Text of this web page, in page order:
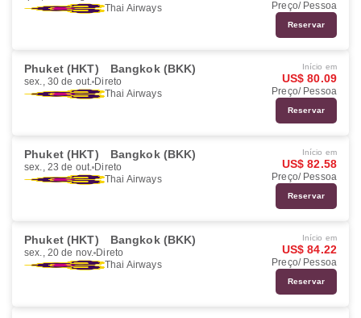
Thai Airways
Preço/ Pessoa
Reservar
Phuket (HKT) Bangkok (BKK)
sex., 30 de out. Direto
Thai Airways
Início em
US$ 80.09
Preço/ Pessoa
Reservar
Phuket (HKT) Bangkok (BKK)
sex., 23 de out. Direto
Thai Airways
Início em
US$ 82.58
Preço/ Pessoa
Reservar
Phuket (HKT) Bangkok (BKK)
sex., 20 de nov. Direto
Thai Airways
Início em
US$ 84.22
Preço/ Pessoa
Reservar